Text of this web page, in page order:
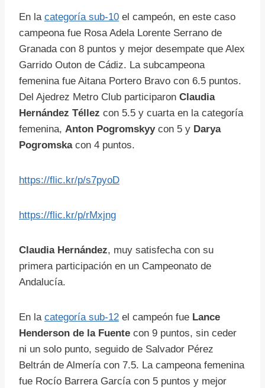
En la categoría sub-10 el campeón, en este caso
campeona fue Rosa Adela Lorente Serrano de
Granada con 8 puntos y mejor desempate que Alex
Garrido Outon de Cádiz. La subcampeona
femenina fue Aitana Portero Bravo con 6.5 puntos.
Del Ajedrez Metro Club participaron Claudia
Hernández Téllez con 5.5 y cuarta en la categoría
femenina, Anton Pogromskyycon 5 y Darya
Pogromskacon 4 puntos.
https://flic.kr/p/s7pyoD
https://flic.kr/p/rMxjng
Claudia Hernández, muy satisfecha con su
primera participación en un Campeonato de
Andalucía.
En la categoría sub-12 el campeón fue Lance
Henderson de la Fuente con 9 puntos, sin ceder
ni un solo punto, seguido de Salvador Pérez
Beltrán de Almería con 7.5. La campeona femenina
fue Rocío Barrera García con 5 puntos y mejor